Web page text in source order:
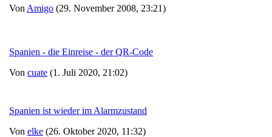
Von Amigo (29. November 2008, 23:21)
Spanien - die Einreise - der QR-Code
Von cuate (1. Juli 2020, 21:02)
Spanien ist wieder im Alarmzustand
Von elke (26. Oktober 2020, 11:32)